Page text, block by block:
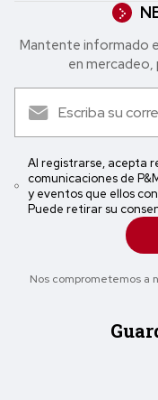
Mantente informado
en mercadeo,
Al registrarse, acepta
comunicaciones de
y eventos que ellos
Puede retirar su
Nos comprometemos a